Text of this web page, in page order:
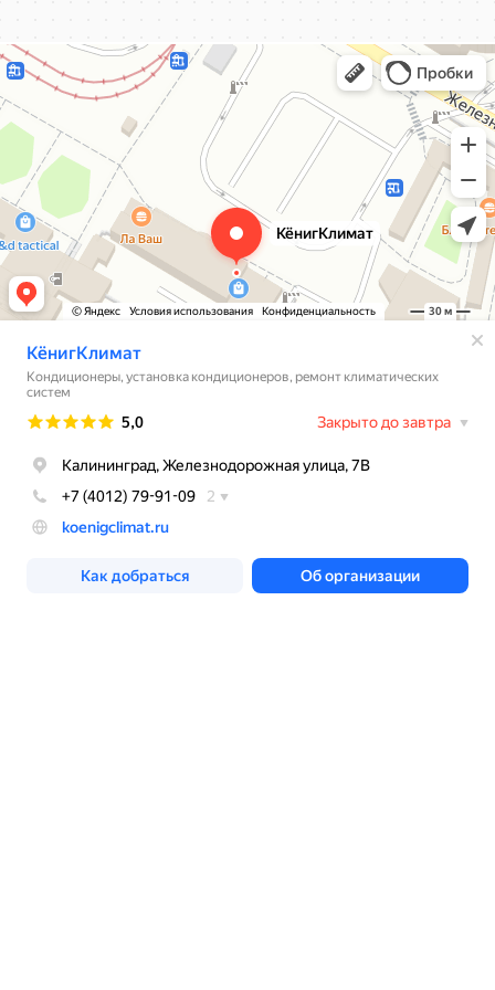
КёнигКлимат
Кондиционеры в Калининграде
Установка кондиционеров в Калининграде